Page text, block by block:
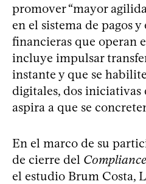
promover “mayor
en el sistema de pagos y
financieras que operan
incluye impulsar
instante y que se
digitales, dos iniciativas
aspira a que se
En el marco de su
de cierre del
el estudio Brum Costa,